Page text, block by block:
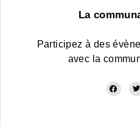
La
Participez à des
avec la